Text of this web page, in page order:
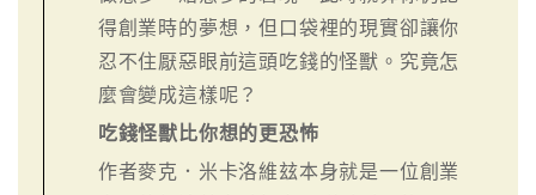
得創業時的夢想，但口袋裡的現實卻讓你
忍不住厭惡眼前這頭吃錢的怪獸。究竟怎
麼會變成這樣呢？
吃錢怪獸比你想的更恐怖
作者麥克．米卡洛維玆本身就是一位創業